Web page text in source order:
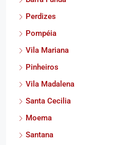
Perdizes
Pompéia
Vila Mariana
Pinheiros
Vila Madalena
Santa Cecilia
Moema
Santana